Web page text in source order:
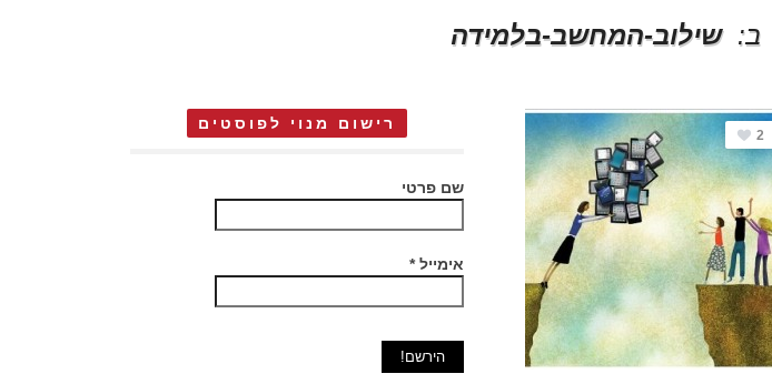
ב:שילוב-המחשב-בלמידה
2
רישום מנוי לפוסטים
שם פרטי
אימייל*